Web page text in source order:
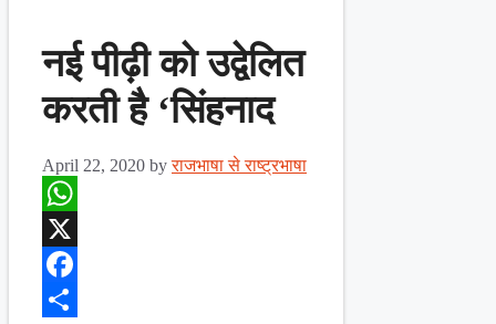
नई पीढ़ी को उद्वेलित
करती है ‘सिंहनाद
April 22, 2020 byराजभाषा से राष्ट्रभाषा
WhatsApp
X
Facebook